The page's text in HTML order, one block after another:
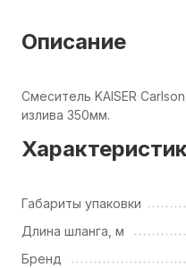
Описание
Смеситель KAISER
излива 350мм.
Габариты упаковки
Длина шланга, м
Бренд